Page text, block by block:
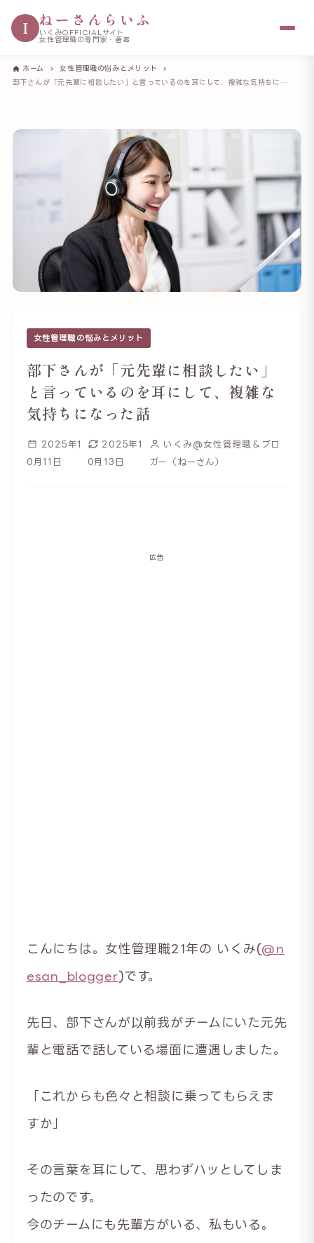
I ねーさんらいふ
いくみOFFICIALサイト
女性管理職の専門家・著者
ホーム
女性管理職の悩みとメリット
部下さんが「元先輩に相談したい」と言っているのを耳にして、複雑な気持ちになった話
女性管理職の悩みとメリット
部下さんが「元先輩に相談したい」
と言っているのを耳にして、複雑な
気持ちになった話
2025年1
0月11日
2025年1
0月13日
いくみ@女性管理職＆ブロ
ガー（ねーさん）
広告
こんにちは。女性管理職21年の いくみ(@n
esan_blogger)です。
先日、部下さんが以前我がチームにいた元先
輩と電話で話している場面に遭遇しました。
「これからも色々と相談に乗ってもらえま
すか」
その言葉を耳にして、思わずハッとしてしま
ったのです。
今のチームにも先輩方がいる、私もいる。